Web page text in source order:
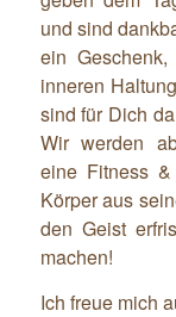
und sind
ein
inneren
sind für Dich
Wir werden
eine Fitness
Körper aus
den Geist
machen!
Ich freue mich